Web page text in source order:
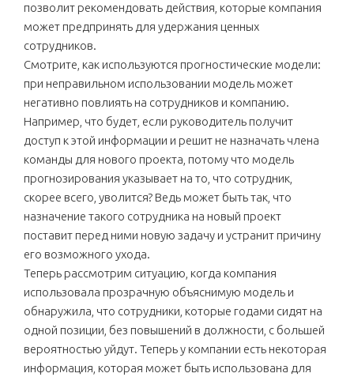
позволит рекомендовать действия, которые компания
может предпринять для удержания ценных
сотрудников.
Смотрите, как используются прогностические модели:
при неправильном использовании модель может
негативно повлиять на сотрудников и компанию.
Например, что будет, если руководитель получит
доступ к этой информации и решит не назначать члена
команды для нового проекта, потому что модель
прогнозирования указывает на то, что сотрудник,
скорее всего, уволится? Ведь может быть так, что
назначение такого сотрудника на новый проект
поставит перед ними новую задачу и устранит причину
его возможного ухода.
Теперь рассмотрим ситуацию, когда компания
использовала прозрачную объяснимую модель и
обнаружила, что сотрудники, которые годами сидят на
одной позиции, без повышений в должности, с большей
вероятностью уйдут. Теперь у компании есть некоторая
информация, которая может быть использована для